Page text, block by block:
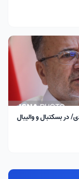
۱۲ هزار نفری آزادی/ در بسکتبال و والیبال